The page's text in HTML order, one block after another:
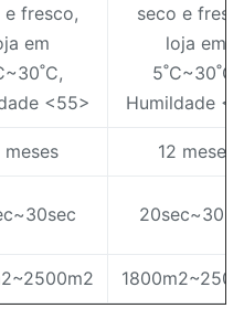
e fresco,
em
<55>
seco e
loja em
5˚C~30˚C,
Humildade
meses 12 meses